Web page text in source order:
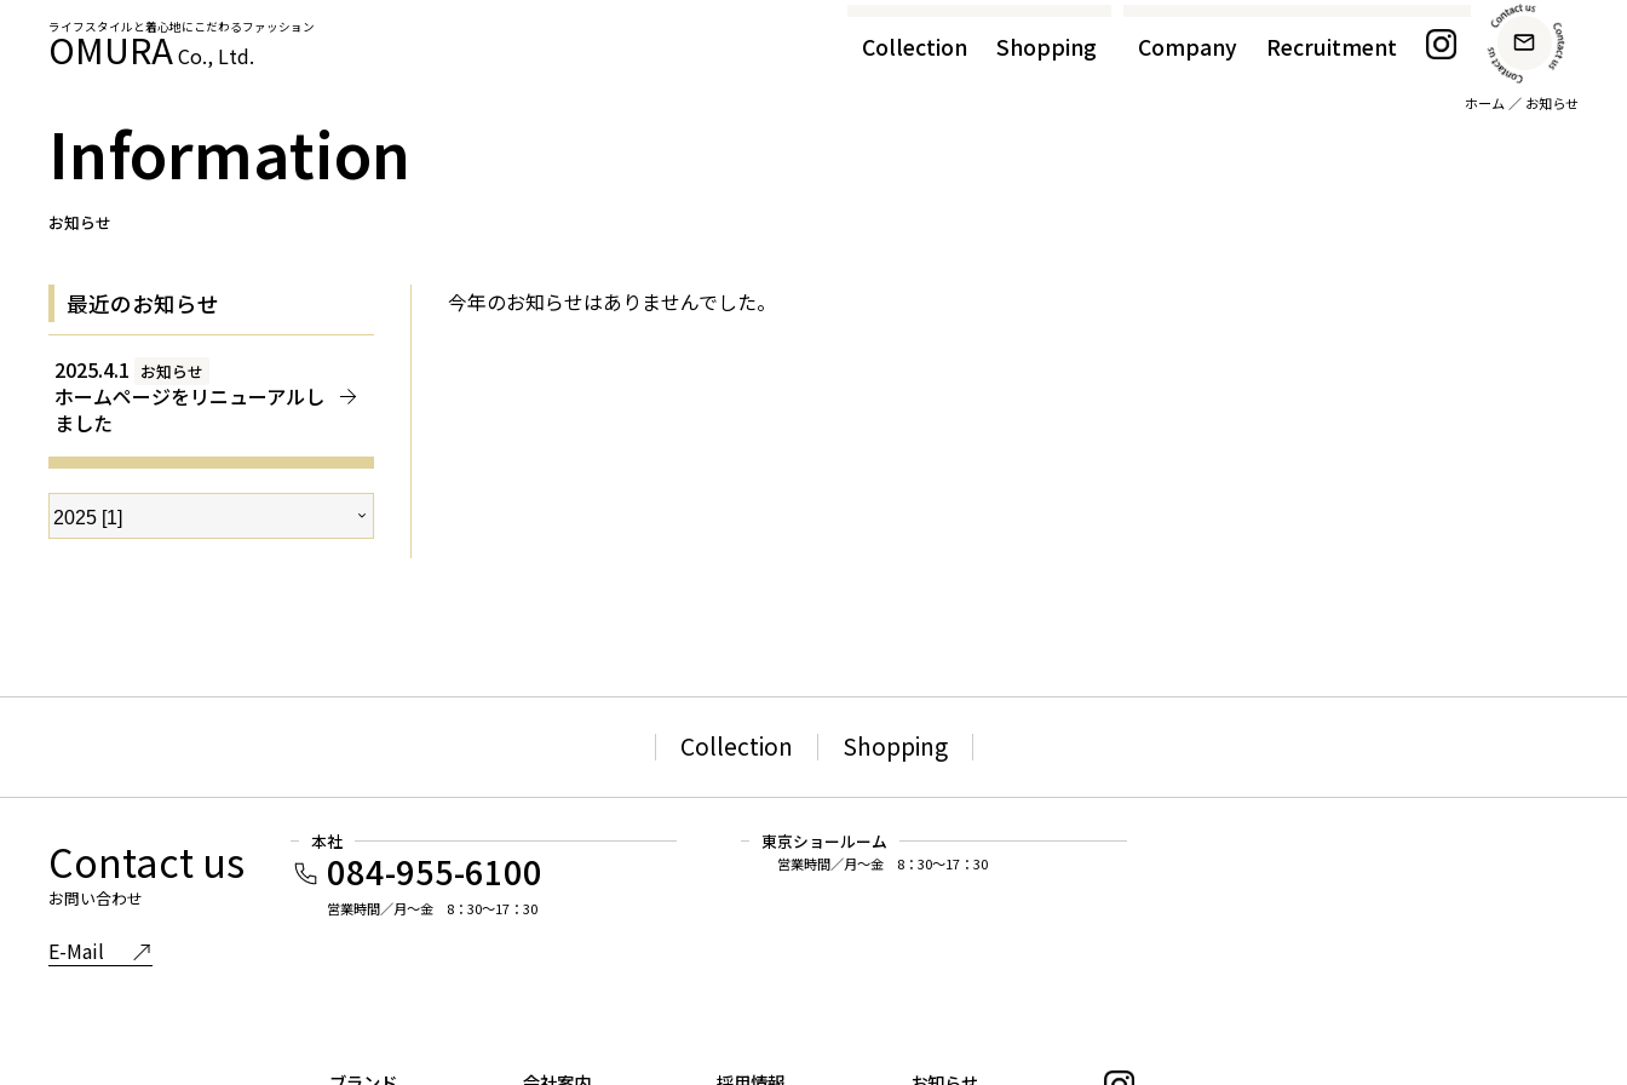
ライフスタイルと着心地にこだわるファッション
OMURACo., Ltd. Collection Shopping Company Recruitment
ホーム ／ お知らせ
Information
お知らせ
今年のお知らせはありませんでした。
最近のお知らせ
2025.4.1 お知らせ
ホームページをリニューアルし
ました
Collection Shopping
Contact us
お問い合わせ
E-Mail
本社
084-955-6100
営業時間／月～金 8：30～17：30
東京ショールーム
営業時間／月～金 8：30～17：30